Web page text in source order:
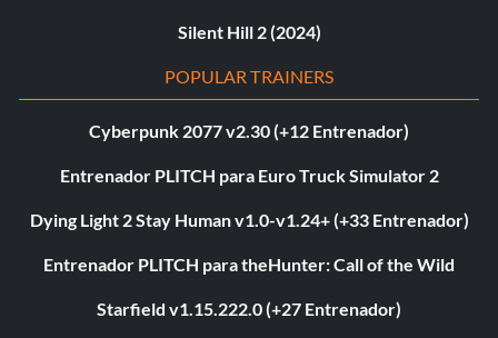
Silent Hill 2 (2024)
POPULAR TRAINERS
Cyberpunk 2077 v2.30 (+12 Entrenador)
Entrenador PLITCH para Euro Truck Simulator 2
Dying Light 2 Stay Human v1.0-v1.24+ (+33 Entrenador)
Entrenador PLITCH para theHunter: Call of the Wild
Starfield v1.15.222.0 (+27 Entrenador)